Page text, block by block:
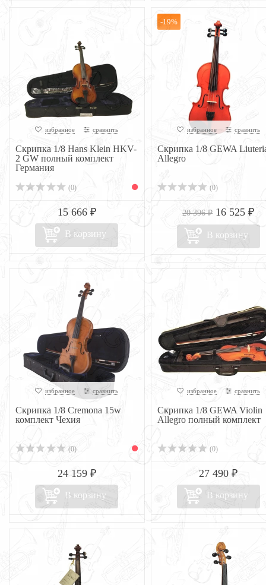
избранное сравнить
Скрипка 1/8 Hans Klein HKV-
2 GW полный комплект
Германия
(0)
15 666 ₽
В корзину
-19%
избранное сравнить
Скрипка 1/8 GEWA
Allegro
(0)
20 396 ₽ 16 525 ₽
В корзину
избранное сравнить
Скрипка 1/8 Cremona 15w
комплект Чехия
(0)
24 159 ₽
В корзину
избранное сравнить
Скрипка 1/8 GEWA Violin
Allegro полный комплект
(0)
27 490 ₽
В корзину